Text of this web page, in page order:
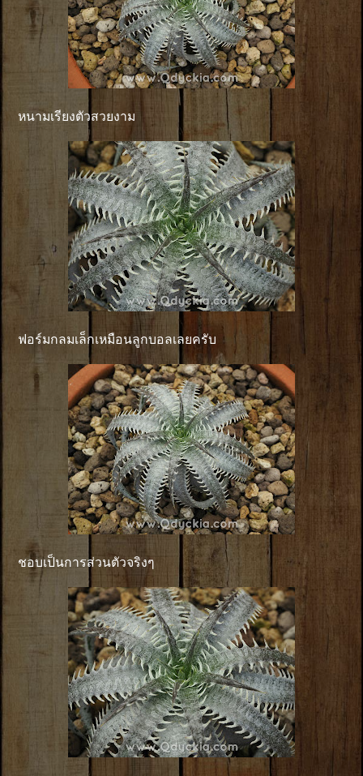
หนามเรียงตัวสวยงาม
ฟอร์มกลมเล็กเหมือนลูกบอลเลยครับ
ชอบเป็นการส่วนตัวจริงๆ